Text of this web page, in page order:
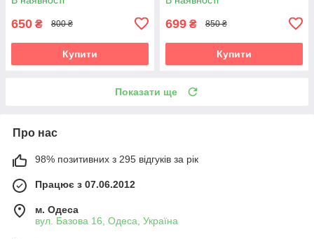
650 ₴ 800 ₴
Купити
699 ₴ 850 ₴
Купити
Показати ще
Про нас
98% позитивних з 295 відгуків за рік
Працює з 07.06.2012
м. Одеса
вул. Базова 16, Одеса, Україна